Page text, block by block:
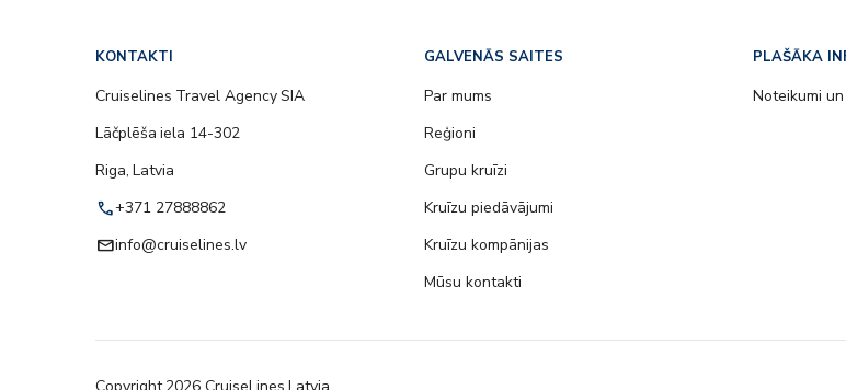
KONTAKTI
Cruiselines Travel Agency SIA
Lāčplēša iela 14-302
Riga, Latvia
call+371 27888862
emailinfo@cruiselines.lv
GALVENĀS SAITES
Par mums
Reģioni
Grupu kruīzi
Kruīzu piedāvājumi
Kruīzu kompānijas
Mūsu kontakti
PLAŠĀKA
Noteikumi